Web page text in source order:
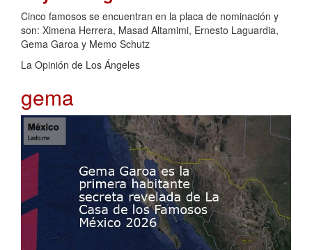
Cinco famosos se encuentran en la placa de nominación y
son: Ximena Herrera, Masad Altamimi, Ernesto Laguardia,
Gema Garoa y Memo Schutz
La Opinión de Los Ángeles
gema